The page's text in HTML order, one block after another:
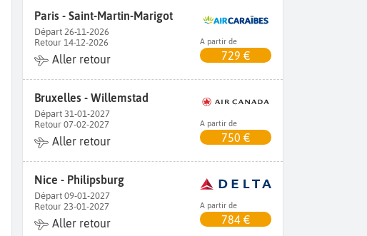
Paris - Saint-Martin-Marigot
Départ 26-11-2026
Retour 14-12-2026
Aller retour
A partir de
729 €
Bruxelles - Willemstad
Départ 31-01-2027
Retour 07-02-2027
Aller retour
A partir de
750 €
Nice - Philipsburg
Départ 09-01-2027
Retour 23-01-2027
Aller retour
A partir de
784 €